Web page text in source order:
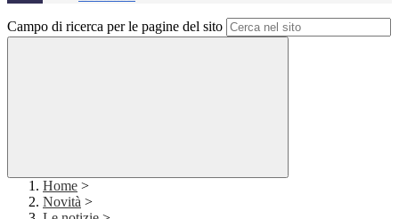
Campo di ricerca per le pagine del sito
Home >
Novità >